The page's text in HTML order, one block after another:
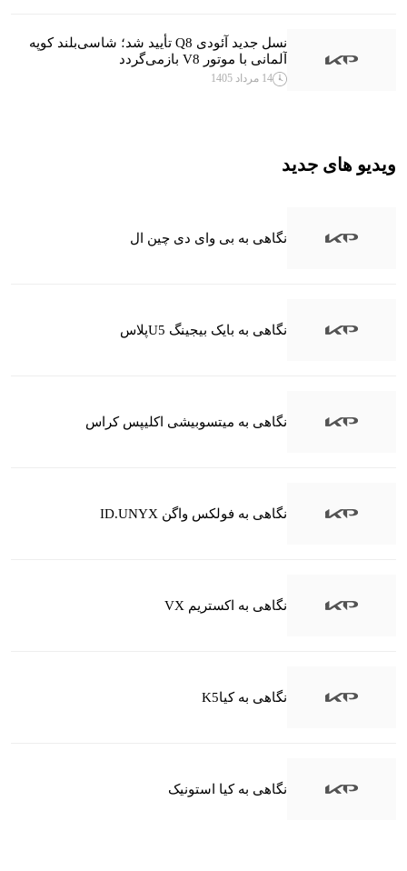
نسل جدید آئودی Q8 تأیید شد؛ شاسی‌بلند کوپه
آلمانی با موتور V8 بازمی‌گردد
14 مرداد 1405
ویدیو های جدید
نگاهی به بی وای دی چین ال
نگاهی به بایک بیجینگ U5پلاس
نگاهی به میتسوبیشی اکلیپس کراس
نگاهی به فولکس واگن ID.UNYX
نگاهی به اکستریم VX
نگاهی به کیاK5
نگاهی به کیا استونیک